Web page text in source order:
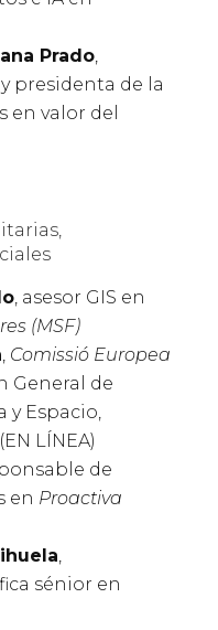
Prado,
y presidenta de la
en valor del
, asesor GIS en
(MSF)
, Comissió Europea
General de
y Espacio,
LÍNEA)
de
en Proactiva
,
sénior en